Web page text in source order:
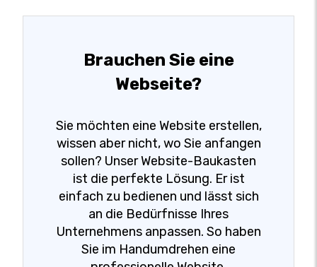
Brauchen Sie eine
Webseite?
Sie möchten eine Website erstellen,
wissen aber nicht, wo Sie anfangen
sollen? Unser Website-Baukasten
ist die perfekte Lösung. Er ist
einfach zu bedienen und lässt sich
an die Bedürfnisse Ihres
Unternehmens anpassen. So haben
Sie im Handumdrehen eine